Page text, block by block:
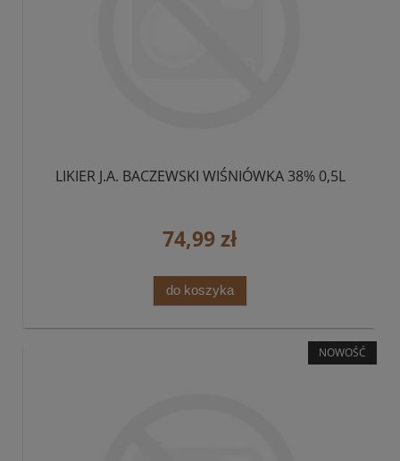
LIKIER J.A. BACZEWSKI WIŚNIÓWKA 38% 0,5L
74,99 zł
do koszyka
NOWOŚĆ